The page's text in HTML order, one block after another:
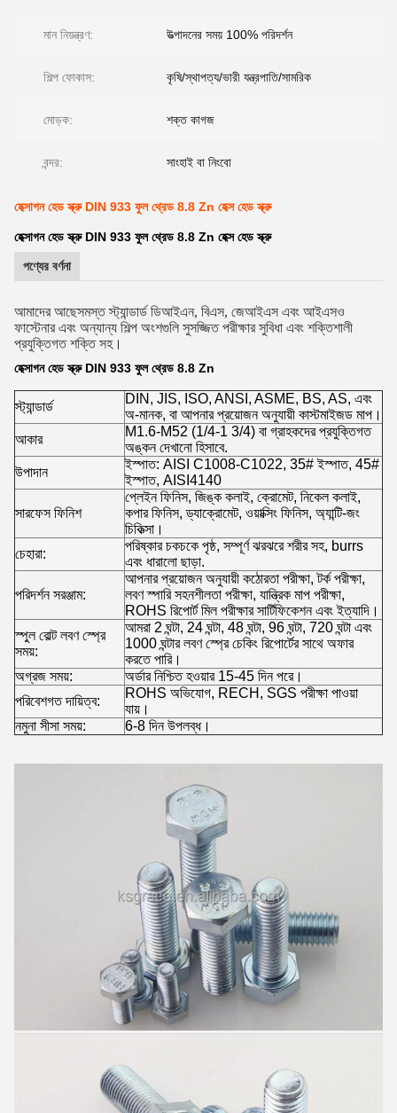
মান নিয়ন্ত্রণ: উত্পাদনের সময় 100% পরিদর্শন
শিল্প ফোকাস: কৃষি/স্থাপত্য/ভারী যন্ত্রপাতি/সামরিক
মোড়ক: শক্ত কাগজ
বন্দর: সাংহাই বা নিংবো
হেক্সাগন হেড স্ক্রু DIN 933 ফুল থ্রেড 8.8 Zn হেক্স হেড স্ক্রু
হেক্সাগন হেড স্ক্রু DIN 933 ফুল থ্রেড 8.8 Zn হেক্স হেড স্ক্রু
পণ্যের বর্ণনা
আমাদের আছেসমস্ত স্ট্যান্ডার্ড ডিআইএন, বিএস, জেআইএস এবং আইএসও
ফাস্টেনার এবং অন্যান্য শিল্প অংশগুলি সুসজ্জিত পরীক্ষার সুবিধা এবং শক্তিশালী
প্রযুক্তিগত শক্তি সহ।
হেক্সাগন হেড স্ক্রু DIN 933 ফুল থ্রেড 8.8 Zn
স্ট্যান্ডার্ড
DIN, JIS, ISO, ANSI, ASME, BS, AS, এবং
অ-মানক, বা আপনার প্রয়োজন অনুযায়ী কাস্টমাইজড মাপ।
আকার
M1.6-M52 (1/4-1 3/4) বা গ্রাহকদের প্রযুক্তিগত
অঙ্কন দেখানো হিসাবে.
উপাদান
ইস্পাত: AISI C1008-C1022, 35# ইস্পাত, 45#
ইস্পাত, AISI4140
সারফেস ফিনিশ
প্লেইন ফিনিস, জিঙ্ক কলাই, ক্রোমেট, নিকেল কলাই,
কপার ফিনিস, ড্যাক্রোমেট, ওয়াক্সিং ফিনিস, অ্যান্টি-জং
চিকিত্সা।
চেহারা:
পরিষ্কার চকচকে পৃষ্ঠ, সম্পূর্ণ ঝরঝরে শরীর সহ, burrs
এবং ধারালো ছাড়া.
পরিদর্শন সরঞ্জাম:
আপনার প্রয়োজন অনুযায়ী কঠোরতা পরীক্ষা, টর্ক পরীক্ষা,
লবণ স্পারি সহনশীলতা পরীক্ষা, যান্ত্রিক মাপ পরীক্ষা,
ROHS রিপোর্ট মিল পরীক্ষার সার্টিফিকেশন এবং ইত্যাদি।
স্পুল বোল্ট লবণ স্প্রে
সময়:
আমরা 2 ঘন্টা, 24 ঘন্টা, 48 ঘন্টা, 96 ঘন্টা, 720 ঘন্টা এবং
1000 ঘন্টার লবণ স্প্রে চেকিং রিপোর্টের সাথে অফার
করতে পারি।
অগ্রজ সময়:
অর্ডার নিশ্চিত হওয়ার 15-45 দিন পরে।
পরিবেশগত দায়িত্ব:
ROHS অভিযোগ, RECH, SGS পরীক্ষা পাওয়া
যায়।
নমুনা সীসা সময়:
6-8 দিন উপলব্ধ।